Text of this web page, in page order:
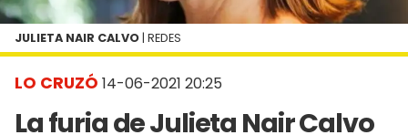
LO CRUZÓ 14-06-2021 20:25
La furia de Julieta Nair Calvo
JULIETA NAIR CALVO | REDES